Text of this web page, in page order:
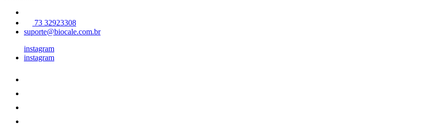
73 32923308
suporte@biocale.com.br
instagram
instagram